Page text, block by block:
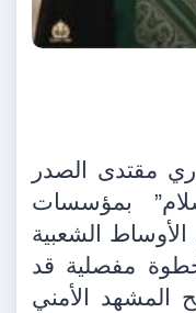
مقتدى الصدر
بمؤسسات
الشعبية
مفصلية قد
الأمني